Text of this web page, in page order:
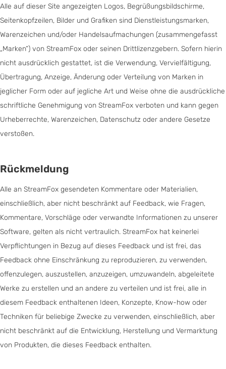
Alle auf dieser Site angezeigten Logos, Begrüßungsbildschirme,
Seitenkopfzeilen, Bilder und Grafiken sind Dienstleistungsmarken,
Warenzeichen und/oder Handelsaufmachungen (zusammengefasst
„Marken“) von StreamFox oder seinen Drittlizenzgebern. Sofern hierin
nicht ausdrücklich gestattet, ist die Verwendung, Vervielfältigung,
Übertragung, Anzeige, Änderung oder Verteilung von Marken in
jeglicher Form oder auf jegliche Art und Weise ohne die ausdrückliche
schriftliche Genehmigung von StreamFox verboten und kann gegen
Urheberrechte, Warenzeichen, Datenschutz oder andere Gesetze
verstoßen.
Rückmeldung
Alle an StreamFox gesendeten Kommentare oder Materialien,
einschließlich, aber nicht beschränkt auf Feedback, wie Fragen,
Kommentare, Vorschläge oder verwandte Informationen zu unserer
Software, gelten als nicht vertraulich. StreamFox hat keinerlei
Verpflichtungen in Bezug auf dieses Feedback und ist frei, das
Feedback ohne Einschränkung zu reproduzieren, zu verwenden,
offenzulegen, auszustellen, anzuzeigen, umzuwandeln, abgeleitete
Werke zu erstellen und an andere zu verteilen und ist frei, alle in
diesem Feedback enthaltenen Ideen, Konzepte, Know-how oder
Techniken für beliebige Zwecke zu verwenden, einschließlich, aber
nicht beschränkt auf die Entwicklung, Herstellung und Vermarktung
von Produkten, die dieses Feedback enthalten.